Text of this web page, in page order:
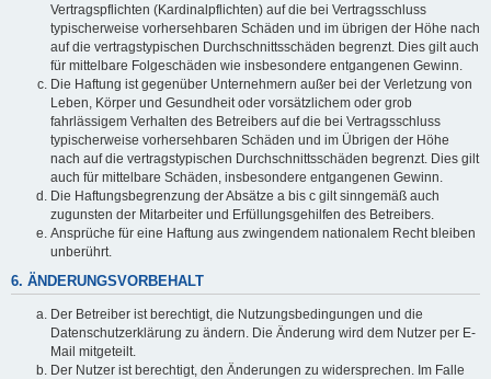
Vertragspflichten (Kardinalpflichten) auf die bei Vertragsschluss
typischerweise vorhersehbaren Schäden und im übrigen der Höhe nach
auf die vertragstypischen Durchschnittsschäden begrenzt. Dies gilt auch
für mittelbare Folgeschäden wie insbesondere entgangenen Gewinn.
Die Haftung ist gegenüber Unternehmern außer bei der Verletzung von
Leben, Körper und Gesundheit oder vorsätzlichem oder grob
fahrlässigem Verhalten des Betreibers auf die bei Vertragsschluss
typischerweise vorhersehbaren Schäden und im Übrigen der Höhe
nach auf die vertragstypischen Durchschnittsschäden begrenzt. Dies gilt
auch für mittelbare Schäden, insbesondere entgangenen Gewinn.
Die Haftungsbegrenzung der Absätze a bis c gilt sinngemäß auch
zugunsten der Mitarbeiter und Erfüllungsgehilfen des Betreibers.
Ansprüche für eine Haftung aus zwingendem nationalem Recht bleiben
unberührt.
6. ÄNDERUNGSVORBEHALT
Der Betreiber ist berechtigt, die Nutzungsbedingungen und die
Datenschutzerklärung zu ändern. Die Änderung wird dem Nutzer per E-
Mail mitgeteilt.
Der Nutzer ist berechtigt, den Änderungen zu widersprechen. Im Falle